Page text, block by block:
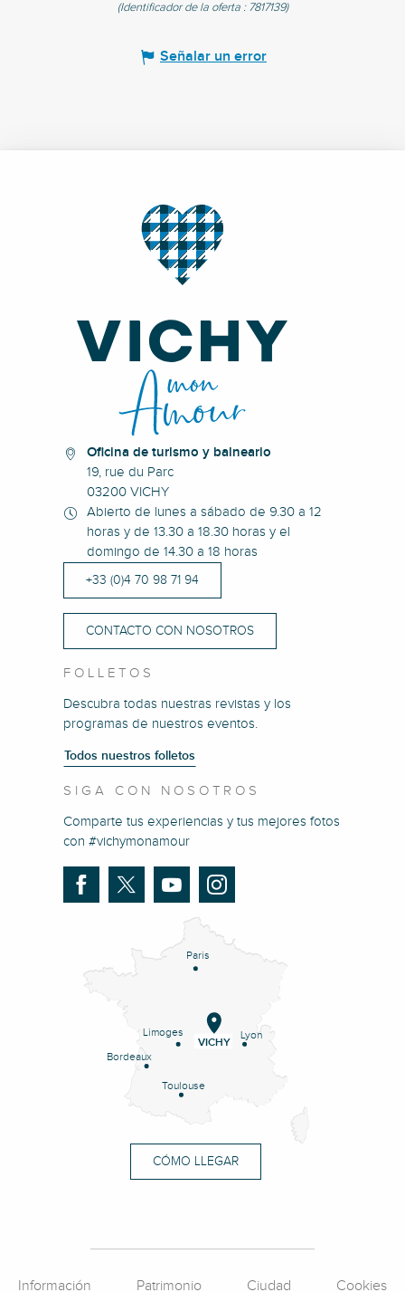
(Identificador de la oferta : 7817139)
Señalar un error
Oficina de turismo y balneario
19, rue du Parc
03200 VICHY
Abierto de lunes a sábado de 9.30 a 12
horas y de 13.30 a 18.30 horas y el
domingo de 14.30 a 18 horas
+33 (0)4 70 98 71 94
CONTACTO CON NOSOTROS
FOLLETOS
Descubra todas nuestras revistas y los
programas de nuestros eventos.
Todos nuestros folletos
SIGA CON NOSOTROS
Comparte tus experiencias y tus mejores fotos
con #vichymonamour
Paris
Lyon
Limoges
Bordeaux
Toulouse
VICHY
CÓMO LLEGAR
Información Patrimonio Ciudad Cookies